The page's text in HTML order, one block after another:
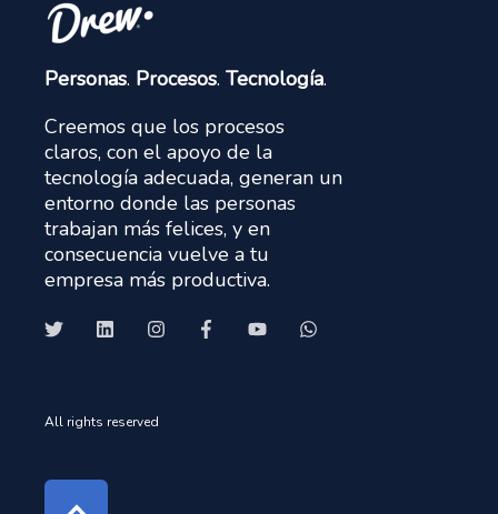
Personas. Procesos. Tecnología.
Creemos que los procesos
claros, con el apoyo de la
tecnología adecuada, generan un
entorno donde las personas
trabajan más felices, y en
consecuencia vuelve a tu
empresa más productiva.
All rights reserved